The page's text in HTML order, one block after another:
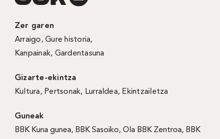
Zer garen
Arraigo,Gure historia,
Kanpainak, Gardentasuna
Gizarte-ekintza
Kultura, Pertsonak, Lurraldea, Ekintzailetza
Guneak
BBK Kuna gunea, BBK Sasoiko, Ola BBK Zentroa, BBK